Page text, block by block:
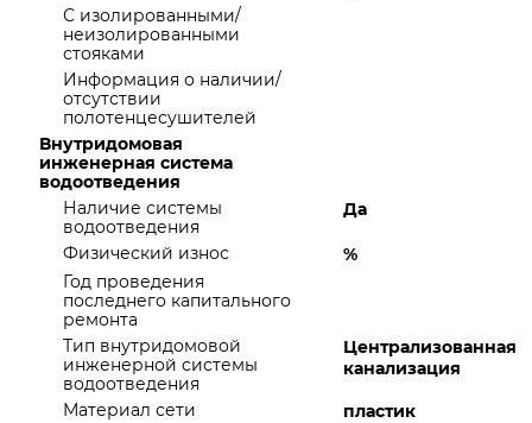
С изолированными/
неизолированными
стояками
Информация о наличии/
отсутствии
полотенцесушителей
Внутридомовая
инженерная система
водоотведения
Наличие системы
водоотведения
Да
Физический износ
%
Год проведения
последнего капитального
ремонта
Тип внутридомовой
инженерной системы
водоотведения
Централизованная
канализация
Материал сети
пластик